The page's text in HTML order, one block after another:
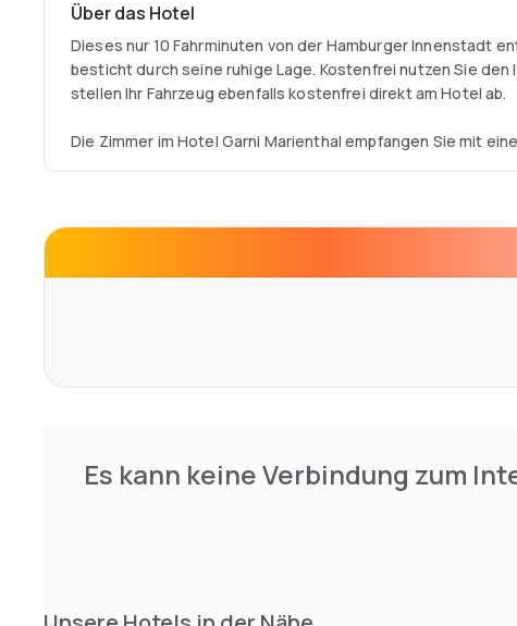
Über das Hotel
Dieses nur 10 Fahrminuten von der Hamburger Innenstadt
besticht durch seine ruhige Lage. Kostenfrei nutzen Sie
stellen Ihr Fahrzeug ebenfalls kostenfrei direkt am Hotel ab.
Die Zimmer im Hotel Garni Marienthal empfangen Sie mit
Es kann keine Verbindung zum